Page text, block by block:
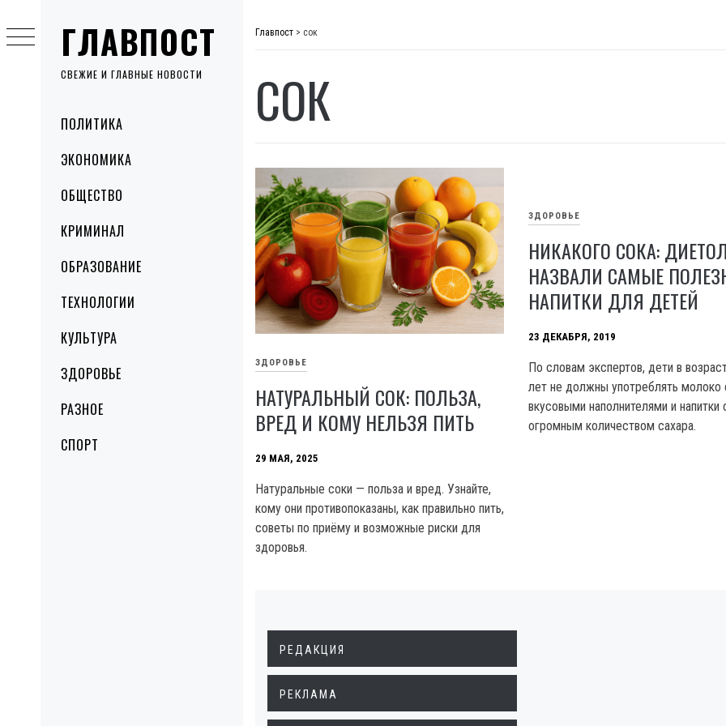
ГЛАВПОСТ
СВЕЖИЕ И ГЛАВНЫЕ НОВОСТИ
MenuПОЛИТИКА
ЭКОНОМИКА
ОБЩЕСТВО
КРИМИНАЛ
ОБРАЗОВАНИЕ
ТЕХНОЛОГИИ
КУЛЬТУРА
ЗДОРОВЬЕ
РАЗНОЕ
СПОРТ
to
content
Главпост > сок
СОК
ЗДОРОВЬЕ
НАТУРАЛЬНЫЙ СОК: ПОЛЬЗА,
ВРЕД И КОМУ НЕЛЬЗЯ ПИТЬ
29 МАЯ, 2025
Натуральные соки — польза и вред. Узнайте,
кому они противопоказаны, как правильно пить,
советы по приёму и возможные риски для
здоровья.
ЗДОРОВЬЕ
НИКАКОГО СОКА:
НАЗВАЛИ САМЫЕ
НАПИТКИ ДЛЯ ДЕТЕЙ
23 ДЕКАБРЯ, 2019
По словам экспертов, дети в
лет не должны употреблять молоко
вкусовыми наполнителями и напитки
огромным количеством сахара.
РЕДАКЦИЯ
РЕКЛАМА